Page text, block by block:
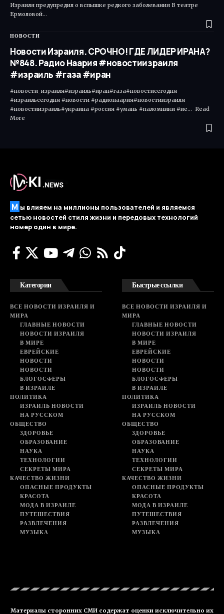
Израиля предупредил о вспышке редкого заболевания В театре
Ермоловой…
НОВОСТИ
Новости Израиля. СРОЧНО! ГДЕ ЛИДЕР ИРАНА?
№848. Радио Наария #новостиизраиля
#израиль #газа #иран
#новости_израиля#израиль#иран#газа#новостисегодня
#израильсегодня #новости #радионаария#новостиизраиля
#новостиизраиль#украина #россия #умань #паломники #ие... Read
More ​
М ы влияем на миллионы пользователей и являемся
сетью новостей стиля жизни и передовых технологий
номер один в мире.
Категории
ВСЕ НОВОСТИ ИЗРАИЛЯ И
МИРА
ГЛАВНЫЕ НОВОСТИ
НОВОСТИ ИЗРАИЛЯ
В МИРЕ
ЕВРЕЙСКИЕ
НОВОСТИ
НОВОСТИ
БЛОГОСФЕРЫ
В ИЗРАИЛЕ
ПОЛИТИКА
ИЗРАИЛЬ НОВОСТИ
НА РУССКОМ
ОБЩЕСТВО
ЗДОРОВЬЕ
ОБРАЗОВАНИЕ
НАУКА
ТЕХНОЛОГИИ
СЕКРЕТЫ МИРА
КАЧЕСТВО ЖИЗНИ
ОПАСНЫЕ ПРОДУКТЫ
КРАСОТА
МОДА В ИЗРАИЛЕ
ПУТЕШЕСТВИЯ
РАЗВЛЕЧЕНИЯ
МУЗЫКА
Быстрые ссылки
ВСЕ НОВОСТИ ИЗРАИЛЯ И
МИРА
ГЛАВНЫЕ НОВОСТИ
НОВОСТИ ИЗРАИЛЯ
В МИРЕ
ЕВРЕЙСКИЕ
НОВОСТИ
НОВОСТИ
БЛОГОСФЕРЫ
В ИЗРАИЛЕ
ПОЛИТИКА
ИЗРАИЛЬ НОВОСТИ
НА РУССКОМ
ОБЩЕСТВО
ЗДОРОВЬЕ
ОБРАЗОВАНИЕ
НАУКА
ТЕХНОЛОГИИ
СЕКРЕТЫ МИРА
КАЧЕСТВО ЖИЗНИ
ОПАСНЫЕ ПРОДУКТЫ
КРАСОТА
МОДА В ИЗРАИЛЕ
ПУТЕШЕСТВИЯ
РАЗВЛЕЧЕНИЯ
МУЗЫКА
Материалы сторонних СМИ содержат оценки исключительно их